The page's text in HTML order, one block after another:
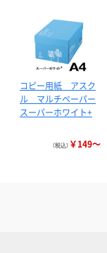
コピー用紙 アスク
ル マルチペーパー
スーパーホワイト+
（税込） ￥149～